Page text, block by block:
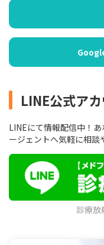
LINE公式ア
LINEにて情報配信中！
ージェントへ気軽に相談
診療